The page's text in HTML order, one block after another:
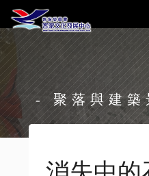
- 聚落與建